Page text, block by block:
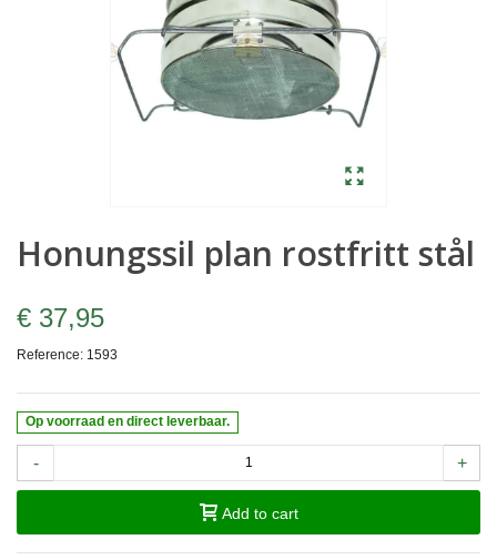
Honungssil plan rostfritt stål
€ 37,95
Reference: 1593
Op voorraad en direct leverbaar.
- +
Add to cart